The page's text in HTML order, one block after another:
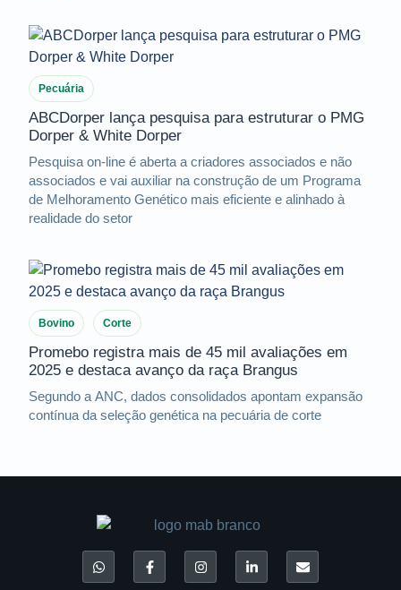
Pecuária
ABCDorper lança pesquisa para estruturar o PMG
Dorper & White Dorper
Pesquisa on-line é aberta a criadores associados e não
associados e vai auxiliar na construção de um Programa
de Melhoramento Genético mais eficiente e alinhado à
realidade do setor
Bovino Corte
Promebo registra mais de 45 mil avaliações em
2025 e destaca avanço da raça Brangus
Segundo a ANC, dados consolidados apontam expansão
contínua da seleção genética na pecuária de corte